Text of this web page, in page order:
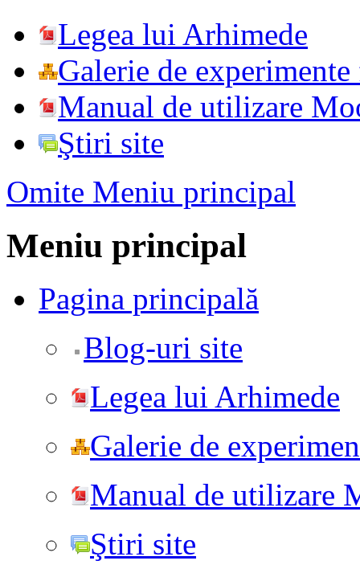
Legea lui Arhimede
Galerie de
Manual de utilizare
Ştiri site
Omite Meniu principal
Meniu principal
Pagina principală
Blog-uri site
Legea lui Arhimede
Galerie de
Manual de utilizare
Ştiri site